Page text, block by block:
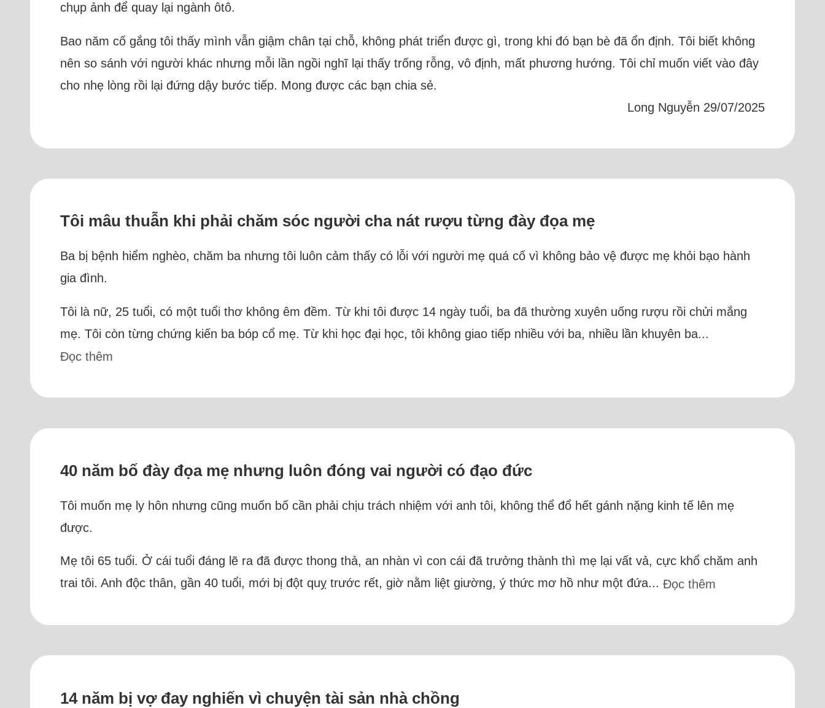
chụp ảnh để quay lại ngành ôtô.
Bao năm cố gắng tôi thấy mình vẫn giậm chân tại chỗ, không phát triển được gì, trong khi đó bạn bè đã ổn định. Tôi biết không
nên so sánh với người khác nhưng mỗi lần ngồi nghĩ lại thấy trống rỗng, vô định, mất phương hướng. Tôi chỉ muốn viết vào đây
cho nhẹ lòng rồi lại đứng dậy bước tiếp. Mong được các bạn chia sẻ.
Long Nguyễn 29/07/2025
Tôi mâu thuẫn khi phải chăm sóc người cha nát rượu từng đày đọa mẹ
Ba bị bệnh hiểm nghèo, chăm ba nhưng tôi luôn cảm thấy có lỗi với người mẹ quá cố vì không bảo vệ được mẹ khỏi bạo hành
gia đình.
Tôi là nữ, 25 tuổi, có một tuổi thơ không êm đềm. Từ khi tôi được 14 ngày tuổi, ba đã thường xuyên uống rượu rồi chửi mắng
mẹ. Tôi còn từng chứng kiến ba bóp cổ mẹ. Từ khi học đại học, tôi không giao tiếp nhiều với ba, nhiều lần khuyên ba...
Đọc thêm
40 năm bố đày đọa mẹ nhưng luôn đóng vai người có đạo đức
Tôi muốn mẹ ly hôn nhưng cũng muốn bố cần phải chịu trách nhiệm với anh tôi, không thể đổ hết gánh nặng kinh tế lên mẹ
được.
Mẹ tôi 65 tuổi. Ở cái tuổi đáng lẽ ra đã được thong thả, an nhàn vì con cái đã trưởng thành thì mẹ lại vất vả, cực khổ chăm anh
trai tôi. Anh độc thân, gần 40 tuổi, mới bị đột quỵ trước rết, giờ nằm liệt giường, ý thức mơ hồ như một đứa...Đọc thêm
14 năm bị vợ đay nghiến vì chuyện tài sản nhà chồng